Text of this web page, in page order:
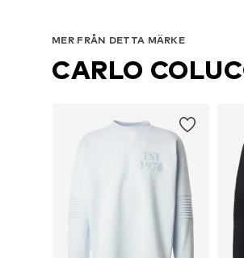
MER FRÅN DETTA MÄRKE
CARLO